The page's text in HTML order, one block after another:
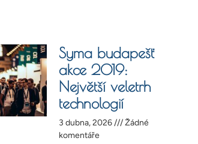
Syma budapešť
akce 2019:
Největší veletrh
technologií
3 dubna, 2026
Žádné
komentáře